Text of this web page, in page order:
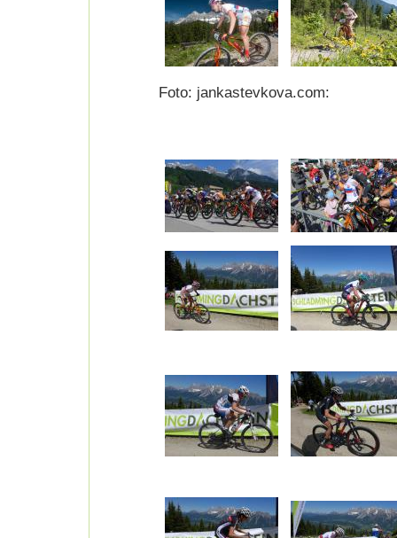
Foto: jankastevkova.com: